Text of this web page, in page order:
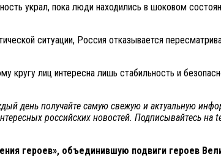
украл, пока люди находились в шоковом
ситуации, Россия отказывается
лиц интересна лишь стабильность и
день получайте самую свежую и актуальную
российских новостей. Подписывайтесь
героев», объединившую подвиги героев